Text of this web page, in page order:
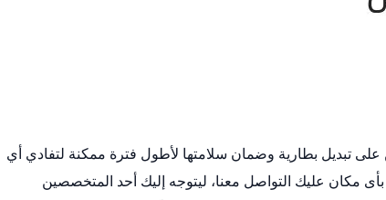
على تبديل بطارية وضمان سلامتها لأطول فترة ممكنة لتفادي أي
مكان عليك التواصل معنا، ليتوجه إليك أحد المتخصصين